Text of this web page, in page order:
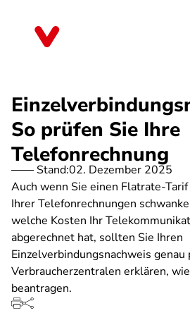
So prüfen Sie Ihre
Telefonrechnung
Stand:02. Dezember 2025
Auch wenn Sie einen Flatrate-
Ihrer Telefonrechnungen
welche Kosten Ihr
abgerechnet hat, sollten Sie Ihren
Einzelverbindungsnachweis genau
Verbraucherzentralen erklären,
beantragen.